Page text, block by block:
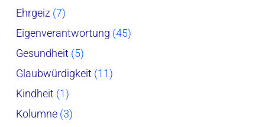
Ehrgeiz (7)
Eigenverantwortung (45)
Gesundheit (5)
Glaubwürdigkeit (11)
Kindheit (1)
Kolumne (3)